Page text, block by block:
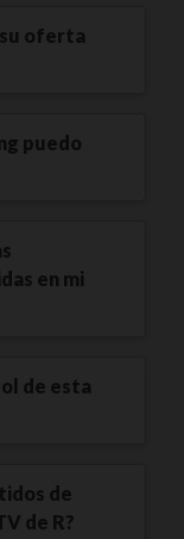
oferta
puedo
en mi
de esta
de
de R?